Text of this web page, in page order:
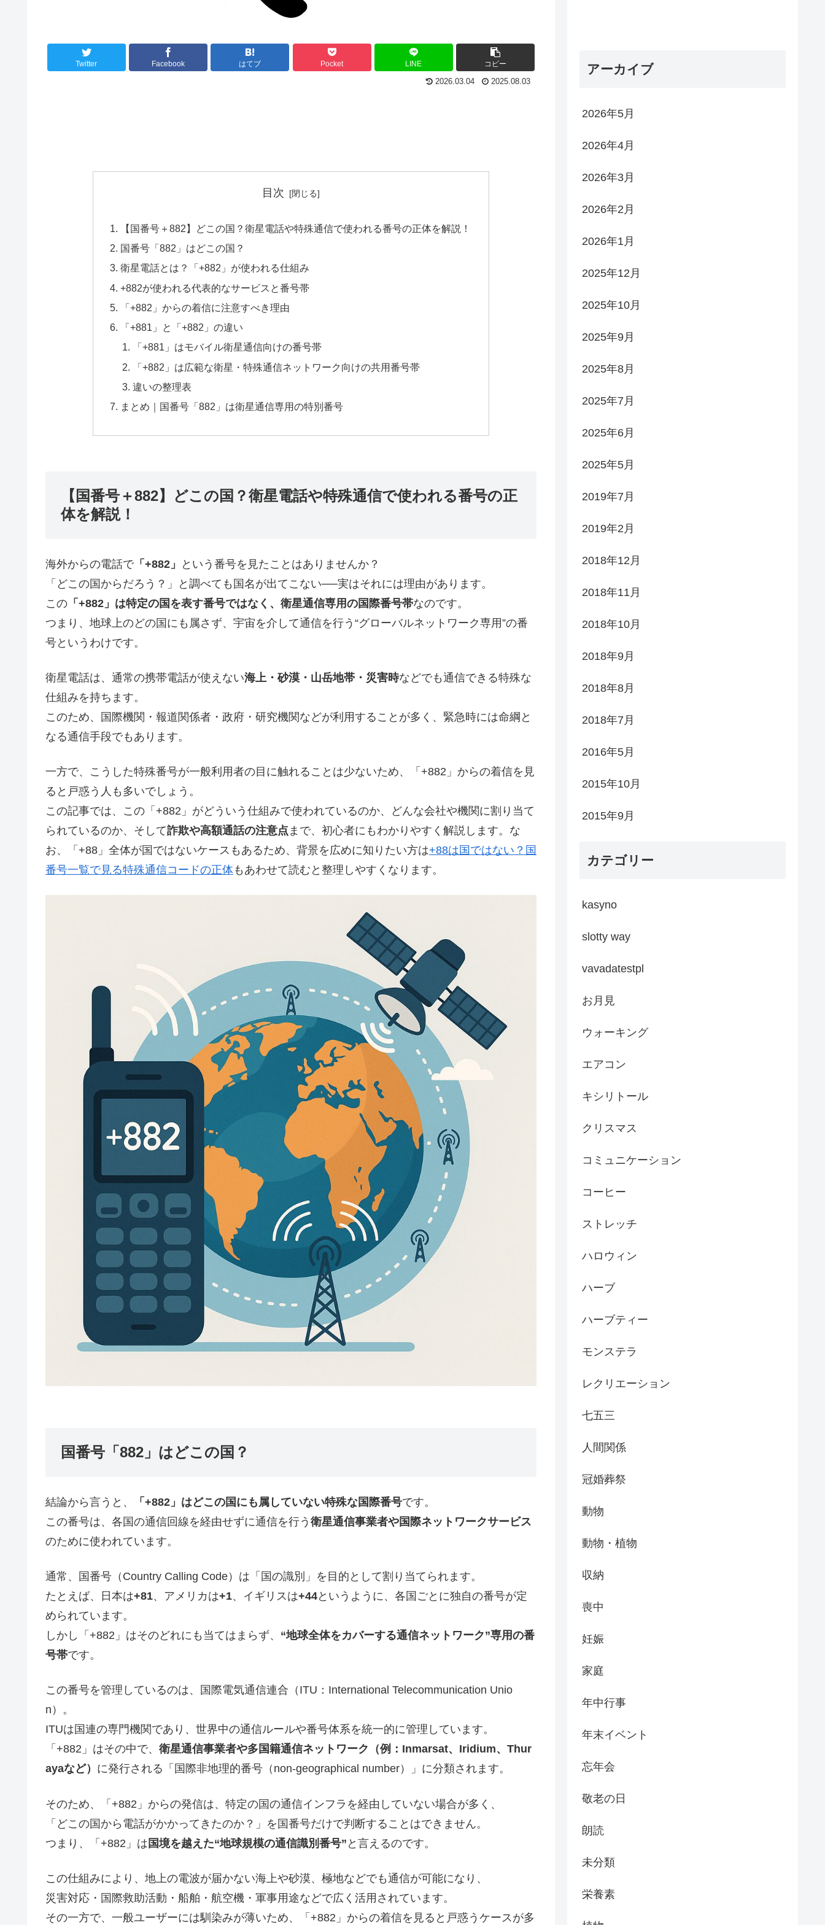
Twitter Facebook はてブ Pocket LINE コピー
2026.03.04 2025.08.03
目次
【国番号＋882】どこの国？衛星電話や特殊通信で使われる番号の正体を解説！
国番号「882」はどこの国？
衛星電話とは？「+882」が使われる仕組み
+882が使われる代表的なサービスと番号帯
「+882」からの着信に注意すべき理由
「+881」と「+882」の違い
「+881」はモバイル衛星通信向けの番号帯
「+882」は広範な衛星・特殊通信ネットワーク向けの共用番号帯
違いの整理表
まとめ｜国番号「882」は衛星通信専用の特別番号
【国番号＋882】どこの国？衛星電話や特殊通信で使われる番号の正
体を解説！
海外からの電話で「+882」
という番号を見たことはありませんか？
「どこの国からだろう？」と調べても国名が出てこない──実はそれには理由があります。
この 「+882」は特定の国を表す番号ではなく、衛星通信専用の国際番号帯なのです。
つまり、地球上のどの国にも属さず、宇宙を介して通信を行う“グローバルネットワーク専用”の番
号というわけです。
衛星電話は、通常の携帯電話が使えない海上・砂漠・山岳地帯・災害時などでも通信できる特殊な
仕組みを持ちます。
このため、国際機関・報道関係者・政府・研究機関などが利用することが多く、緊急時には命綱と
なる通信手段でもあります。
一方で、こうした特殊番号が一般利用者の目に触れることは少ないため、「+882」からの着信を見
ると戸惑う人も多いでしょう。
この記事では、この「+882」がどういう仕組みで使われているのか、どんな会社や機関に割り当て
られているのか、そして詐欺や高額通話の注意点 まで、初心者にもわかりやすく解説します。な
お、「+88」全体が国ではないケースもあるため、背景を広めに知りたい方は+88は国ではない？国
番号一覧で見る特殊通信コードの正体もあわせて読むと整理しやすくなります。
国番号「882」はどこの国？
結論から言うと、 「+882」はどこの国にも属していない特殊な国際番号です。
この番号は、各国の通信回線を経由せずに通信を行う 衛星通信事業者や国際ネットワークサービス
のために使われています。
通常、国番号（Country Calling Code）は「国の識別」を目的として割り当てられます。
たとえば、日本は+81、アメリカは+1、イギリスは+44というように、各国ごとに独自の番号が定
められています。
しかし「+882」はそのどれにも当てはまらず、 “地球全体をカバーする通信ネットワーク”専用の番
号帯です。
この番号を管理しているのは、国際電気通信連合（ITU：International Telecommunication Unio
n）。
ITUは国連の専門機関であり、世界中の通信ルールや番号体系を統一的に管理しています。
「+882」はその中で、 衛星通信事業者や多国籍通信ネットワーク（例：Inmarsat、Iridium、Thur
ayaなど） に発行される「国際非地理的番号（non-geographical number）」に分類されます。
そのため、「+882」からの発信は、特定の国の通信インフラを経由していない場合が多く、
「どこの国から電話がかかってきたのか？」を国番号だけで判断することはできません。
つまり、「+882」は 国境を越えた“地球規模の通信識別番号” と言えるのです。
この仕組みにより、地上の電波が届かない海上や砂漠、極地などでも通信が可能になり、
災害対応・国際救助活動・船舶・航空機・軍事用途などで広く活用されています。
その一方で、一般ユーザーには馴染みが薄いため、「+882」からの着信を見ると戸惑うケースが多
アーカイブ
2026年5月
2026年4月
2026年3月
2026年2月
2026年1月
2025年12月
2025年10月
2025年9月
2025年8月
2025年7月
2025年6月
2025年5月
2019年7月
2019年2月
2018年12月
2018年11月
2018年10月
2018年9月
2018年8月
2018年7月
2016年5月
2015年10月
2015年9月
カテゴリー
kasyno
slotty way
vavadatestpl
お月見
ウォーキング
エアコン
キシリトール
クリスマス
コミュニケーション
コーヒー
ストレッチ
ハロウィン
ハーブ
ハーブティー
モンステラ
レクリエーション
七五三
人間関係
冠婚葬祭
動物
動物・植物
収納
喪中
妊娠
家庭
年中行事
年末イベント
忘年会
敬老の日
朗読
未分類
栄養素